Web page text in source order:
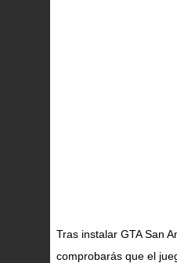
Tras instalar GTA San
comprobarás que el